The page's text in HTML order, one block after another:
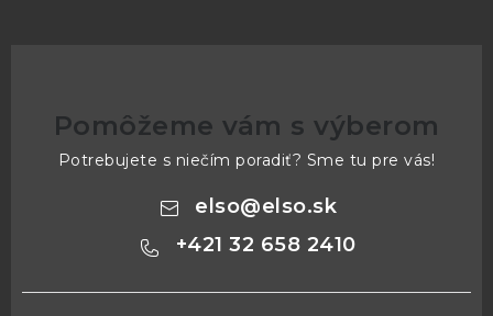
Pomôžeme vám s výberom
Potrebujete s niečím poradiť? Sme tu pre vás!
elso@elso.sk
+421 32 658 2410